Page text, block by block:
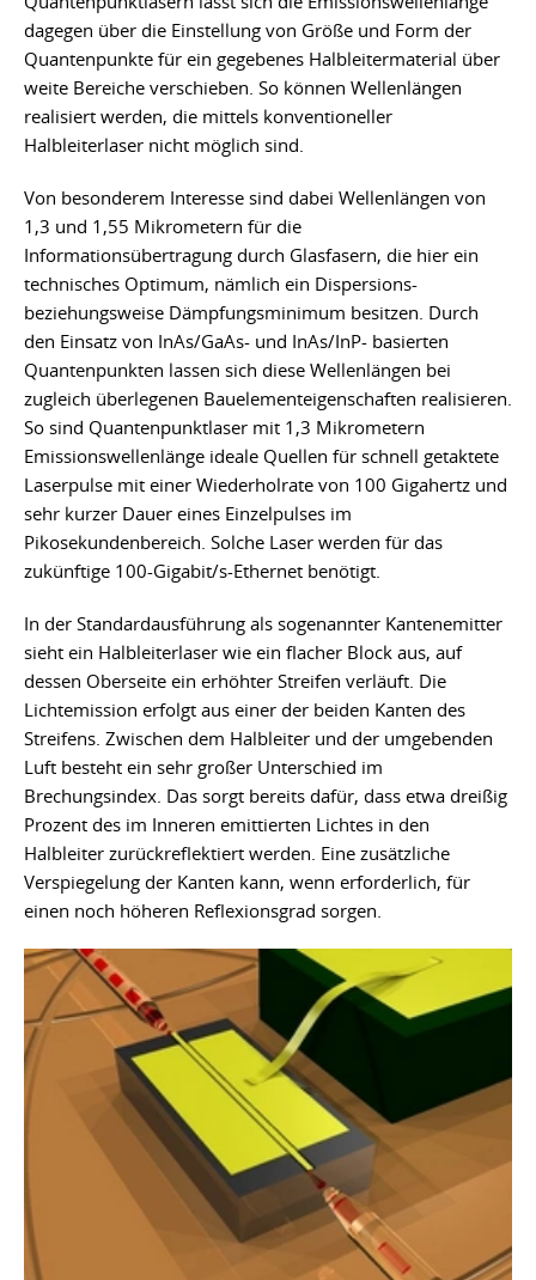
dagegen über die Einstellung von Größe und Form der
Quantenpunkte für ein gegebenes Halbleitermaterial über
weite Bereiche verschieben. So können Wellenlängen
realisiert werden, die mittels konventioneller
Halbleiterlaser nicht möglich sind.
Von besonderem Interesse sind dabei Wellenlängen von
1,3 und 1,55 Mikrometern für die
Informationsübertragung durch Glasfasern, die hier ein
technisches Optimum, nämlich ein Dispersions-
beziehungsweise Dämpfungsminimum besitzen. Durch
den Einsatz von InAs/GaAs- und InAs/InP- basierten
Quantenpunkten lassen sich diese Wellenlängen bei
zugleich überlegenen Bauelementeigenschaften realisieren.
So sind Quantenpunktlaser mit 1,3 Mikrometern
Emissionswellenlänge ideale Quellen für schnell getaktete
Laserpulse mit einer Wiederholrate von 100 Gigahertz und
sehr kurzer Dauer eines Einzelpulses im
Pikosekundenbereich. Solche Laser werden für das
zukünftige 100-Gigabit/s-Ethernet benötigt.
In der Standardausführung als sogenannter Kantenemitter
sieht ein Halbleiterlaser wie ein flacher Block aus, auf
dessen Oberseite ein erhöhter Streifen verläuft. Die
Lichtemission erfolgt aus einer der beiden Kanten des
Streifens. Zwischen dem Halbleiter und der umgebenden
Luft besteht ein sehr großer Unterschied im
Brechungsindex. Das sorgt bereits dafür, dass etwa dreißig
Prozent des im Inneren emittierten Lichtes in den
Halbleiter zurückreflektiert werden. Eine zusätzliche
Verspiegelung der Kanten kann, wenn erforderlich, für
einen noch höheren Reflexionsgrad sorgen.